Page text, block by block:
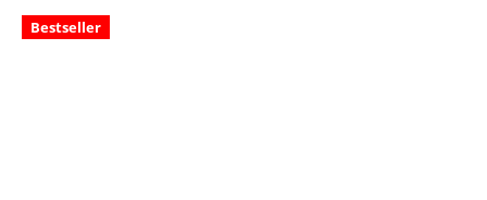
Bestseller